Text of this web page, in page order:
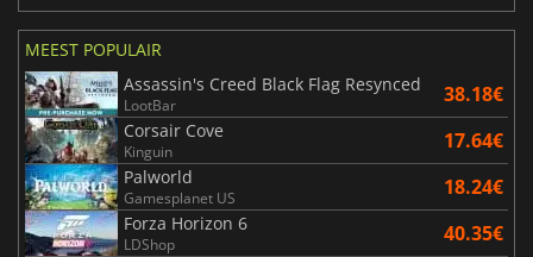
MEEST POPULAIR
Assassin's Creed Black Flag Resynced
LootBar 38.18€
Corsair Cove
Kinguin 17.64€
Palworld
Gamesplanet US 18.24€
Forza Horizon 6
LDShop 40.35€